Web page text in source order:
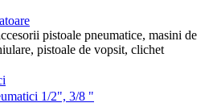
pistoale pneumatice, masini de
pistoale de vopsit, clichet
1/2", 3/8 "